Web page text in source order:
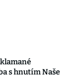
s hnutím Naše